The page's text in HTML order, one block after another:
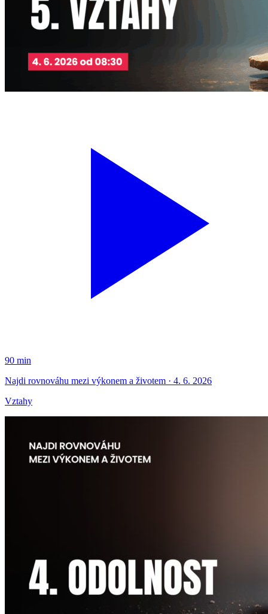
90 min
Najdi rovnováhu mezi výkonem a životem · 4. 6. 2026
Vztahy